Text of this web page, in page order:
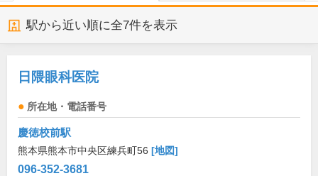
駅から近い順に全7件を表示
日隈眼科医院
所在地・電話番号
慶徳校前駅
熊本県熊本市中央区練兵町56 [地図]
096-352-3681